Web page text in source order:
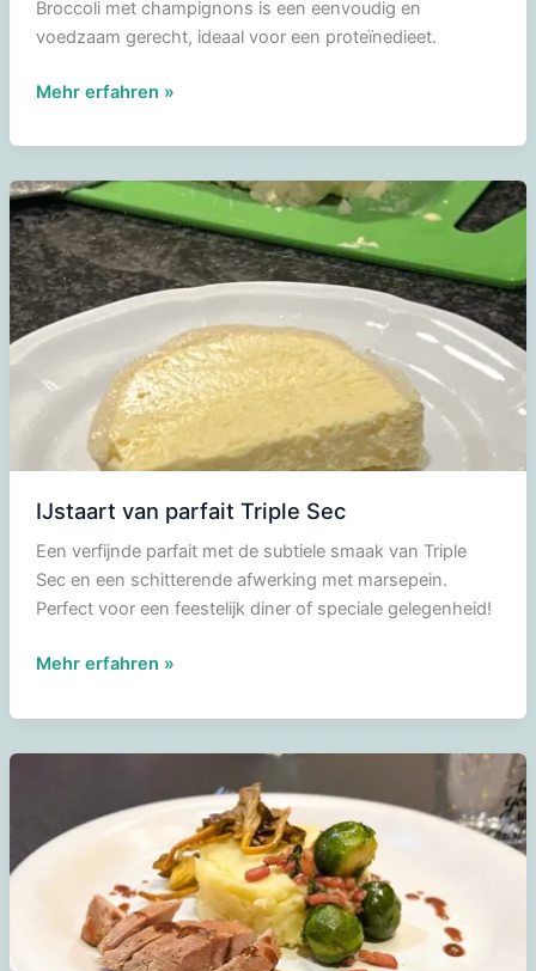
Broccoli met champignons is een eenvoudig en
voedzaam gerecht, ideaal voor een proteïnedieet.
Broccoli
champignons
Mehr erfahren »
IJstaart van parfait Triple Sec
Een verfijnde parfait met de subtiele smaak van Triple
Sec en een schitterende afwerking met marsepein.
Perfect voor een feestelijk diner of speciale gelegenheid!
IJstaart
parfait
Triple
Mehr erfahren »